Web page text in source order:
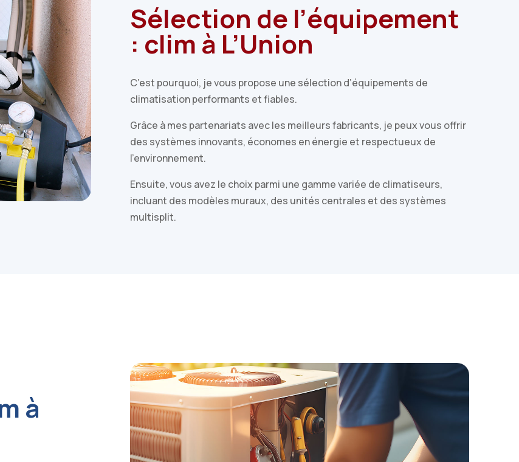
Sélection de l’équipement
: clim à L’Union
C’est pourquoi, je vous propose une sélection d’équipements de
climatisation performants et fiables.
Grâce à mes partenariats avec les meilleurs fabricants, je peux vous offrir
des systèmes innovants, économes en énergie et respectueux de
l’environnement.
Ensuite, vous avez le choix parmi une gamme variée de climatiseurs,
incluant des modèles muraux, des unités centrales et des systèmes
multisplit.
à